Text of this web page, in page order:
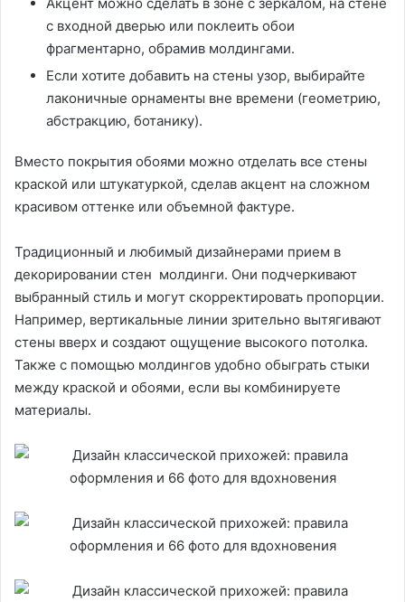
с входной дверью или поклеить обои
фрагментарно, обрамив молдингами.
Если хотите добавить на стены узор, выбирайте
лаконичные орнаменты вне времени (геометрию,
абстракцию, ботанику).
Вместо покрытия обоями можно отделать все стены
краской или штукатуркой, сделав акцент на сложном
красивом оттенке или объемной фактуре.
Традиционный и любимый дизайнерами прием в
декорировании стен молдинги. Они подчеркивают
выбранный стиль и могут скорректировать пропорции.
Например, вертикальные линии зрительно вытягивают
стены вверх и создают ощущение высокого потолка.
Также с помощью молдингов удобно обыграть стыки
между краской и обоями, если вы комбинируете
материалы.